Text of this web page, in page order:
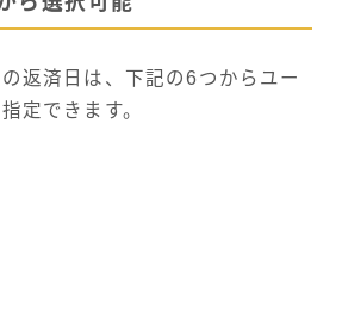
返済日は、下記の6つからユー
定できます。